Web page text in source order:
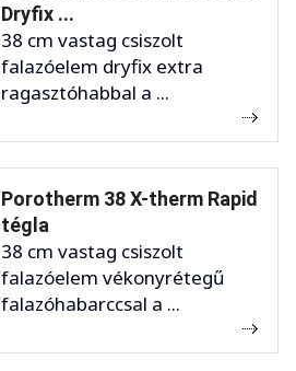
Dryfix ...
38 cm vastag csiszolt
falazóelem dryfix extra
ragasztóhabbal a ...
Porotherm 38 X-therm Rapid
tégla
38 cm vastag csiszolt
falazóelem vékonyrétegű
falazóhabarccsal a ...